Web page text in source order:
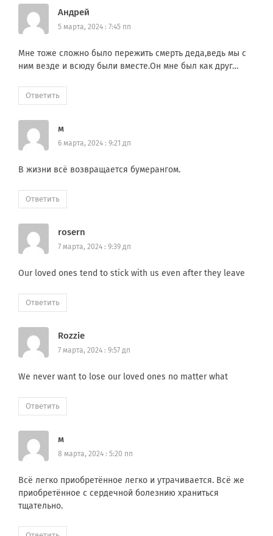
Андрей
5 марта, 2024 : 7:45 пп
Мне тоже сложно было пережить смерть деда,ведь мы с
ним везде и всюду были вместе.Он мне был как друг…
Ответить
м
6 марта, 2024 : 9:21 дп
В жизни всё возвращается бумерангом.
Ответить
rosern
7 марта, 2024 : 9:39 дп
Our loved ones tend to stick with us even after they leave
Ответить
Rozzie
7 марта, 2024 : 9:57 дп
We never want to lose our loved ones no matter what
Ответить
м
8 марта, 2024 : 5:20 пп
Всё легко приобретённое легко и утрачивается. Всё же
приобретённое с сердечной болезнию храниться
тщательно.